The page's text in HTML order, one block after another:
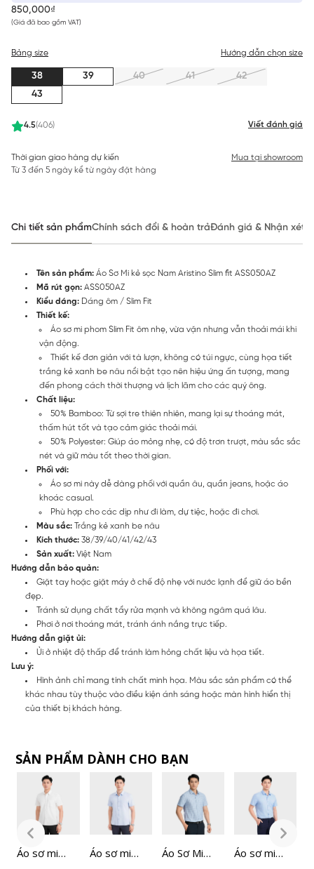
850,000₫
(Giá đã bao gồm VAT)
4.5(406) Viết đánh giá
Bảng size Hướng dẫn chọn size
38 39 40 41
42
43
Thời gian giao hàng dự kiến
Từ 3 đến 5 ngày kể từ ngày đặt hàng
Mua tại showroom
Chi tiết sản phẩmChính sách đổi & hoàn trảĐánh giá & Nhận xét
Tên sản phẩm: Áo Sơ Mi kẻ sọc Nam Aristino Slim fit ASS050AZ
Mã rút gọn: ASS050AZ
Kiểu dáng: Dáng ôm / Slim Fit
Thiết kế:
Áo sơ mi phom Slim Fit ôm nhẹ, vừa vặn nhưng vẫn thoải mái khi
vận động.
Thiết kế đơn giản với tà lượn, không có túi ngực, cùng họa tiết
trắng kẻ xanh be nâu nổi bật tạo nên hiệu ứng ấn tượng, mang
đến phong cách thời thượng và lịch lãm cho các quý ông.
Chất liệu:
50% Bamboo: Từ sợi tre thiên nhiên, mang lại sự thoáng mát,
thấm hút tốt và tạo cảm giác thoải mái.
50% Polyester: Giúp áo mỏng nhẹ, có độ trơn trượt, màu sắc sắc
nét và giữ màu tốt theo thời gian.
Phối với:
Áo sơ mi này dễ dàng phối với quần âu, quần jeans, hoặc áo
khoác casual.
Phù hợp cho các dịp như đi làm, dự tiệc, hoặc đi chơi.
Màu sắc: Trắng kẻ xanh be nâu
Kích thước: 38/39/40/41/42/43
Sản xuất: Việt Nam
Hướng dẫn bảo quản:
Giặt tay hoặc giặt máy ở chế độ nhẹ với nước lạnh để giữ áo bền
đẹp.
Tránh sử dụng chất tẩy rửa mạnh và không ngâm quá lâu.
Phơi ở nơi thoáng mát, tránh ánh nắng trực tiếp.
Hướng dẫn giặt ủi:
Ủi ở nhiệt độ thấp để tránh làm hỏng chất liệu và họa tiết.
Lưu ý:
Hình ảnh chỉ mang tính chất minh họa. Màu sắc sản phẩm có thể
khác nhau tùy thuộc vào điều kiện ánh sáng hoặc màn hình hiển thị
của thiết bị khách hàng.
SẢN PHẨM DÀNH CHO BẠN
Áo sơ mi
Áo sơ mi
Áo Sơ Mi
Áo sơ mi